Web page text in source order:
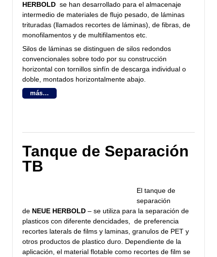
HERBOLD se han desarrollado para el almacenaje
intermedio de materiales de flujo pesado, de láminas
trituradas (llamados recortes de láminas), de fibras, de
monofilamentos y de multifilamentos etc.
Silos de láminas se distinguen de silos redondos
convencionales sobre todo por su construcción
horizontal con tornillos sinfín de descarga individual o
doble, montados horizontalmente abajo.
más…
Tanque de Separación
TB
El tanque de
separación
de NEUE HERBOLD – se utiliza para la separación de
plasticos con diferente dencidades, de preferencia
recortes laterals de films y laminas, granulos de PET y
otros productos de plastico duro. Dependiente de la
aplicación, el material flotable como recortes de film se